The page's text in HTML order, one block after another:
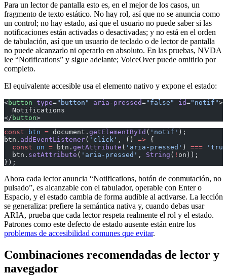
Para un lector de pantalla esto es, en el mejor de los casos, un
fragmento de texto estático. No hay rol, así que no se anuncia como
un control; no hay estado, así que el usuario no puede saber si las
notificaciones están activadas o desactivadas; y no está en el orden
de tabulación, así que un usuario de teclado o de lector de pantalla
no puede alcanzarlo ni operarlo en absoluto. En las pruebas, NVDA
lee “Notifications” y sigue adelante; VoiceOver puede omitirlo por
completo.
El equivalente accesible usa el elemento nativo y expone el estado:
<button type="button" aria-pressed="false" id="notif">
  Notifications
</ button>
const btn = document. getElementById ( 'notif' );
btn. addEventListener( 'click' , () => {
  const
on = btn. getAttribute ( 'aria-pressed' ) ===
  btn.
setAttribute ( 'aria-pressed' , String ( ! on));
});
Ahora cada lector anuncia “Notifications, botón de conmutación, no
pulsado”, es alcanzable con el tabulador, operable con Enter o
Espacio, y el estado cambia de forma audible al activarse. La lección
se generaliza: prefiere la semántica nativa y, cuando debas usar
ARIA, prueba que cada lector respeta realmente el rol y el estado.
Patrones como este defecto de estado ausente están entre los
problemas de accesibilidad comunes que evitar.
Combinaciones recomendadas de lector y
navegador